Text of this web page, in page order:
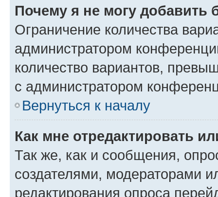
Почему я не могу добавить
Ограничение количества
администратором
количество вариантов,
с администратором
Вернуться к началу
Как мне отредактировать
Так же, как и сообщения,
создателями, модераторами
редактирования опроса